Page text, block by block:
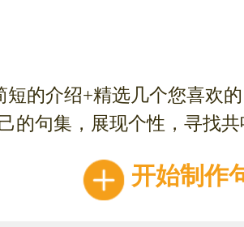
短的介绍+精选几个您喜欢
的句集，展现个性，寻找
开始制作